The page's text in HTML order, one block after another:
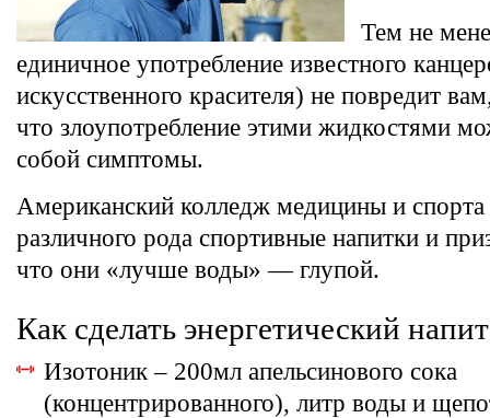
Тем не
единичное употребление известного
искусственного красителя) не повредит
что злоупотребление этими жидкостями
собой симптомы.
Американский колледж медицины и спорта
различного рода спортивные напитки и
что они «лучше воды» — глупой.
Как сделать энергетический
Изотоник – 200мл апельсинового сока
(концентрированного), литр воды и